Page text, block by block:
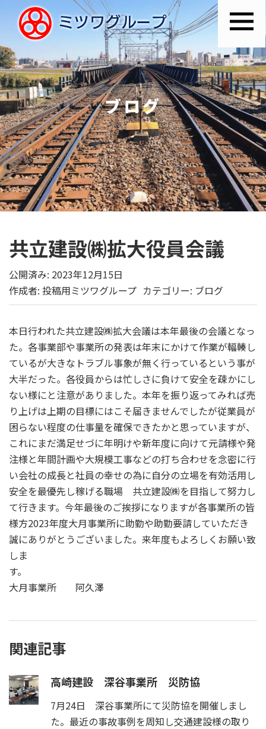
ブログ
共立建設㈱拡大役員会議
公開済み: 2023年12月15日
作成者: 投稿用ミツワグループ カテゴリー: ブログ
本日行われた共立建設㈱拡大会議は本年最後の会議となっ
た。各事業部や事業所の発表は年末にかけて作業が輻輳し
ているが大きなトラブル事象が無く行っているという事が
大半だった。各役員からは忙しさに負けて安全を疎かにし
ない様にと注意がありました。本年を振り返ってみれば売
り上げは上期の目標にはこそ届きませんでしたが従業員が
困らない程度の仕事量を確保できたかと思っていますが、
これにまだ満足せづに年明けや新年度に向けて元請様や発
注様と年間計画や大規模工事などの打ち合わせを念密に行
い会社の成長と社員の幸せの為に自分の立場を有効活用し
安全を最優先し稼げる職場 共立建設㈱を目指して努力し
て行きます。今年最後のご挨拶になりますが各事業所の皆
様方2023年度大月事業所に助勤や助勤要請していただき
誠にありがとうございました。来年度もよろしくお願い致
しま
す
大月事業所 阿久澤
関連記事
高崎建設 深谷事業所 災防協
7月24日 深谷事業所にて災防協を開催しまし
た。最近の事故事例を周知し交通建設様の取り